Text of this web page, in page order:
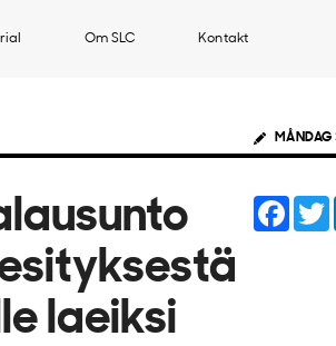
Om SLC Kontakt
laeiksi